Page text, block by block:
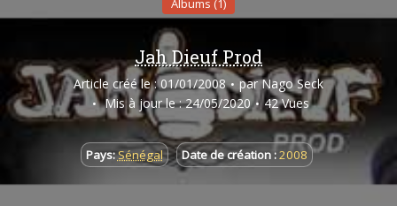
Albums (1)
Jah Dieuf Prod
Article créé le : 01/01/2008 par Nago Seck
Mis à jour le : 24/05/2020
42 Vues
Pays:Sénégal Date de création :2008